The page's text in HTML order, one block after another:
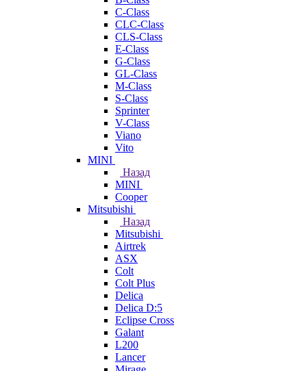
C-Class
CLC-Class
CLS-Class
E-Class
G-Class
GL-Class
M-Class
S-Class
Sprinter
V-Class
Viano
Vito
MINI
Назад
MINI
Cooper
Mitsubishi
Назад
Mitsubishi
Airtrek
ASX
Colt
Colt Plus
Delica
Delica D:5
Eclipse Cross
Galant
L200
Lancer